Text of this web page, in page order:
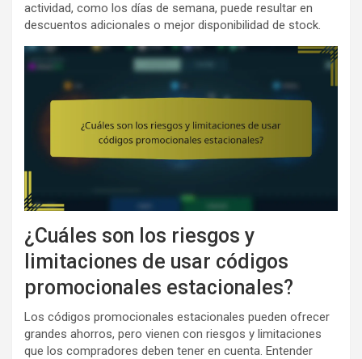
actividad, como los días de semana, puede resultar en
descuentos adicionales o mejor disponibilidad de stock.
¿Cuáles son los riesgos y
limitaciones de usar códigos
promocionales estacionales?
Los códigos promocionales estacionales pueden ofrecer
grandes ahorros, pero vienen con riesgos y limitaciones
que los compradores deben tener en cuenta. Entender